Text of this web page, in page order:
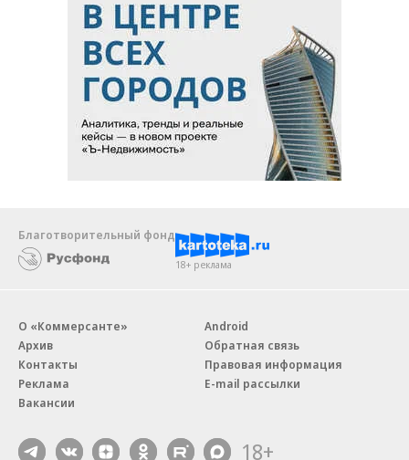
Благотворительный фонд
18+ реклама
О «Коммерсанте»
Архив
Контакты
Реклама
Вакансии
Android
Обратная связь
Правовая информация
E-mail рассылки
18+